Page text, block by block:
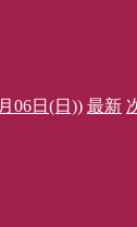
06日(日)) 最新